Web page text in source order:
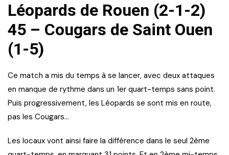
Léopards de Rouen (2-1-2)
45 – Cougars de Saint Ouen
(1-5)
Ce match a mis du temps à se lancer, avec deux attaques
en manque de rythme dans un 1er quart-temps sans point.
Puis progressivement, les Léopards se sont mis en route,
pas les Cougars…
Les locaux vont ainsi faire la différence dans le seul 2ème